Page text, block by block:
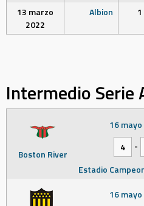
13 marzo
2022
Albion
Intermedio Serie
Boston River
16
4
-
Estadio
16